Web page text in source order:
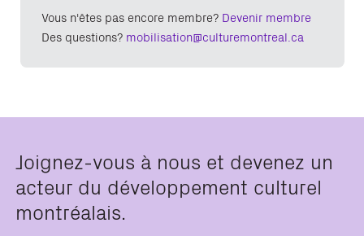
Vous n'êtes pas encore membre? Devenir membre
Des questions? mobilisation@culturemontreal.ca
Joignez-vous à nous et devenez un
acteur du développement culturel
montréalais.